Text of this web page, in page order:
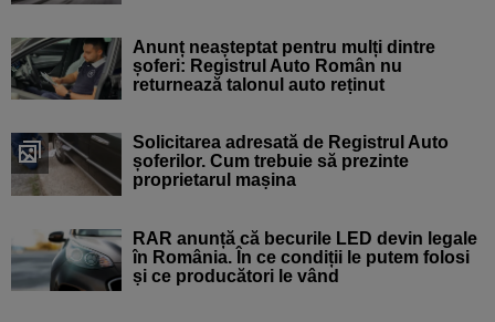
Anunț neașteptat pentru mulți dintre
șoferi: Registrul Auto Român nu
returnează talonul auto reținut
Solicitarea adresată de Registrul Auto
șoferilor. Cum trebuie să prezinte
proprietarul mașina
RAR anunță că becurile LED devin legale
în România. În ce condiții le putem folosi
și ce producători le vând